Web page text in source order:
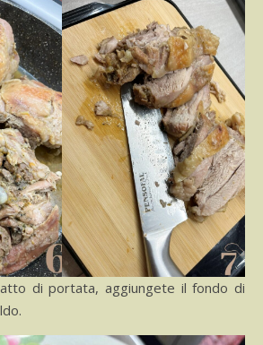
di portata, aggiungete il fondo di